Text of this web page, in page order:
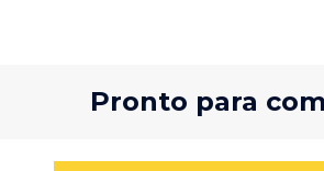
Pronto para